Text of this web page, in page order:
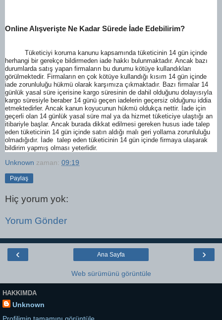
Online Alışverişte Ne Kadar Sürede İade Edebilirim?
Tüketiciyi koruma kanunu kapsamında tüketicinin 14 gün içinde
herhangi bir gerekçe bildirmeden iade hakkı bulunmaktadır. Ancak bazı
durumlarda satış yapan firmaların bu durumu kötüye kullandıkları
görülmektedir. Firmaların en çok kötüye kullandığı kısım 14 gün içinde
iade zorunluluğu hükmü olarak karşımıza çıkmaktadır. Bazı firmalar 14
günlük yasal süre içerisine kargo süresinin de dahil olduğunu dolayısıyla
kargo süresiyle beraber 14 günü geçen iadelerin geçersiz olduğunu iddia
etmektedirler. Ancak kanun koyucunun hükmü oldukça nettir. İade için
geçerli olan 14 günlük yasal süre mal ya da hizmet tüketiciye ulaştığı an
itibariyle başlar. Ancak burada dikkat edilmesi gereken husus iade talep
eden tüketicinin 14 gün içinde satın aldığı malı geri yollama zorunluluğu
olmadığıdır. İade talep eden tüketicinin 14 gün içinde firmaya ulaşarak
bildirim yapmış olması yeterlidir.
Unknown zaman: 09:19
Paylaş
Hiç yorum yok:
Yorum Gönder
‹ ›
Ana Sayfa
Web sürümünü görüntüle
HAKKIMDA
Unknown
Profilimin tamamını görüntüle